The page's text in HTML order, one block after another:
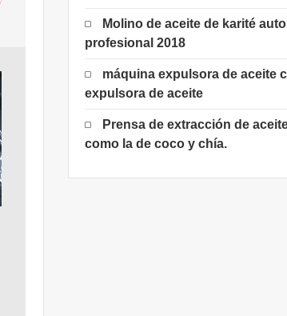
Molino de aceite de karité
profesional 2018
máquina expulsora de aceite
expulsora de aceite
Prensa de extracción de
como la de coco y chía.